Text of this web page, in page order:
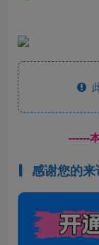
------
感谢您的来